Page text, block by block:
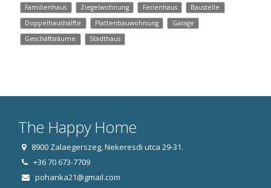
Familienhaus Ziegelwohnung Ferienhaus
Baustelle
Doppelhaushälfte
Plattenbauwohnung
Garage
Geschäftsräume
Stadthaus
The Happy Home
8900 Zalaegerszeg, Nekeresdi utca 29-31.
+36 70 673-7709
pohanka21@gmail.com